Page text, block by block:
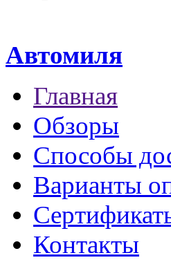
Автомиля
Главная
Обзоры
Способы
Варианты
Контакты